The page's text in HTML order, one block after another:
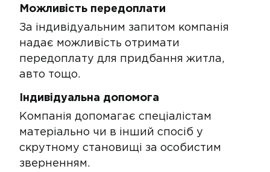
Можливість передоплати​
За індивідуальним запитом компанія
надає можливість отримати
передоплату для придбання житла,
авто тощо.
Індивідуальна допомога
Компанія допомагає спеціалістам
матеріально чи в інший спосіб у
скрутному становищі за особистим
зверненням​.